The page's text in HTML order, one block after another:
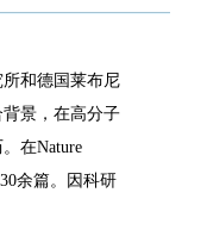
和德国莱布尼
景，在高分子
在Nature
余篇。因科研